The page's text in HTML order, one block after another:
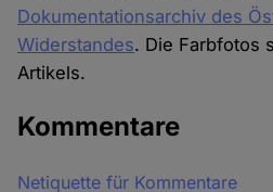
Dokumentationsarchiv des
Widerstandes. Die Farbfotos
Artikels.
Kommentare
Netiquette für Kommentare